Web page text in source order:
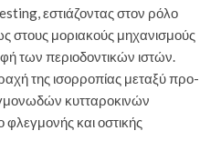
εστιάζοντας στον ρόλο
στους μοριακούς μηχανισμούς
των περιοδοντικών ιστών.
της ισορροπίας μεταξύ προ-
κυτταροκινών
και οστικής